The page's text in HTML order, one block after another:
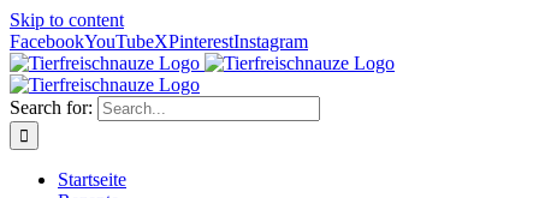
Skip to content
FacebookYouTubeXPinterestInstagram
Search for:
Startseite